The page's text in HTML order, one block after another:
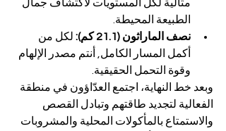
مثالية لكل المستويات لاكتشاف جمال
الطبيعة المحيطة.
نصف الماراثون (21.1 كم):
لكل من
أكمل المسار الكامل, أنتم مصدر الإلهام
وقوة التحمل الحقيقية.
وبعد خط النهاية، اجتمع العدّاؤون في منطقة
الفعالية لتجديد طاقتهم وتبادل القصص
والاستمتاع بالمأكولات المحلية والمشروبات